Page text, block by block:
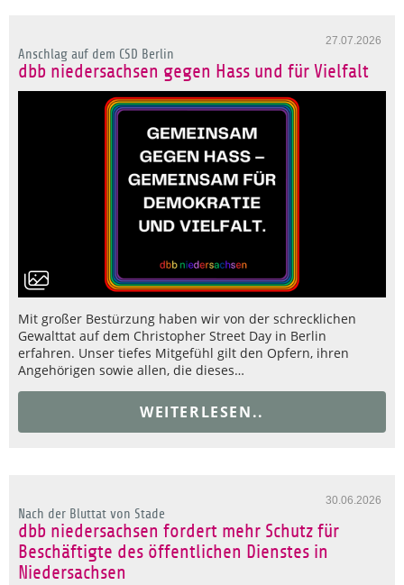
27.07.2026
Anschlag auf dem CSD Berlin
dbb niedersachsen gegen Hass und für Vielfalt
Mit großer Bestürzung haben wir von der schrecklichen
Gewalttat auf dem Christopher Street Day in Berlin
erfahren. Unser tiefes Mitgefühl gilt den Opfern, ihren
Angehörigen sowie allen, die dieses…
WEITERLESEN..
30.06.2026
Nach der Bluttat von Stade
dbb niedersachsen fordert mehr Schutz für
Beschäftigte des öffentlichen Dienstes in
Niedersachsen